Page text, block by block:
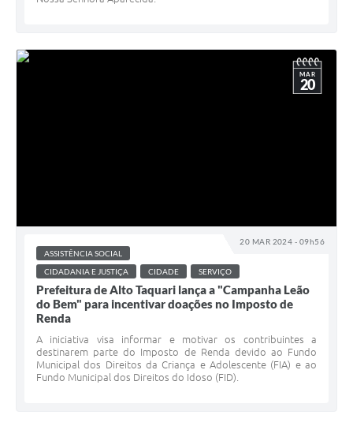
20 MAR 2024 - 09h56
MAR
20
ASSISTÊNCIA SOCIAL
CIDADANIA E JUSTIÇA
CIDADE SERVIÇO
Prefeitura de Alto Taquari lança a "Campanha Leão
do Bem" para incentivar doações no Imposto de
Renda
A iniciativa visa informar e motivar os contribuintes a
destinarem parte do Imposto de Renda devido ao Fundo
Municipal dos Direitos da Criança e Adolescente (FIA) e ao
Fundo Municipal dos Direitos do Idoso (FID).